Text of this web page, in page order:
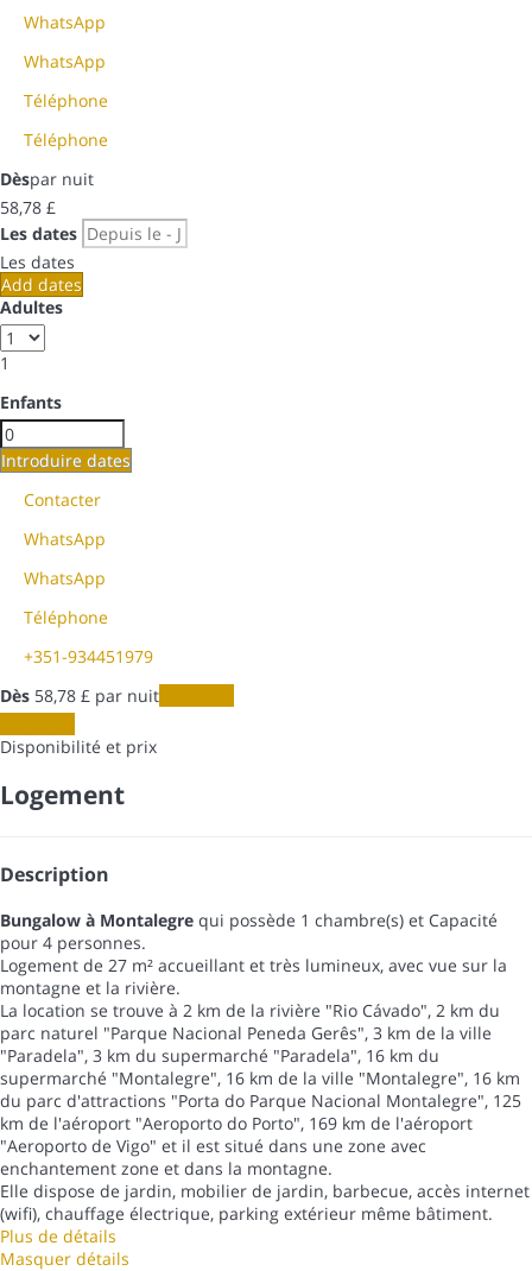
WhatsApp
WhatsApp
Téléphone
Téléphone
Dèspar nuit
58,78 £
Les dates
Les dates
Add dates
Adultes
1
Enfants
Introduire dates
Contacter
WhatsApp
WhatsApp
Téléphone
+351-934451979
Dès 58,78 £ par nuit
Disponibilité et prix
Logement
Description
Bungalow à Montalegre qui possède 1 chambre(s) et Capacité
pour 4 personnes.
Logement de 27 m² accueillant et très lumineux, avec vue sur la
montagne et la rivière.
La location se trouve à 2 km de la rivière "Rio Cávado", 2 km du
parc naturel "Parque Nacional Peneda Gerês", 3 km de la ville
"Paradela", 3 km du supermarché "Paradela", 16 km du
supermarché "Montalegre", 16 km de la ville "Montalegre", 16 km
du parc d'attractions "Porta do Parque Nacional Montalegre", 125
km de l'aéroport "Aeroporto do Porto", 169 km de l'aéroport
"Aeroporto de Vigo" et il est situé dans une zone avec
enchantement zone et dans la montagne.
Elle dispose de jardin, mobilier de jardin, barbecue, accès internet
(wifi), chauffage électrique, parking extérieur même bâtiment.
Plus de détails
Masquer détails